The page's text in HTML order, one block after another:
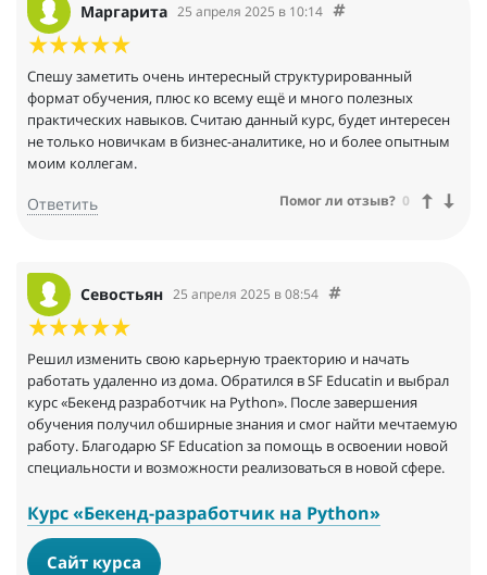
Маргарита 25 апреля 2025 в 10:14
Спешу заметить очень интересный структурированный
формат обучения, плюс ко всему ещё и много полезных
практических навыков. Считаю данный курс, будет интересен
не только новичкам в бизнес-аналитике, но и более опытным
моим коллегам.
Ответить Помог ли отзыв? 0
Севостьян 25 апреля 2025 в 08:54
Решил изменить свою карьерную траекторию и начать
работать удаленно из дома. Обратился в SF Educatin и выбрал
курс «Бекенд разработчик на Python». После завершения
обучения получил обширные знания и смог найти мечтаемую
работу. Благодарю SF Education за помощь в освоении новой
специальности и возможности реализоваться в новой сфере.
Курс «Бекенд-разработчик на Python»
Сайт курса